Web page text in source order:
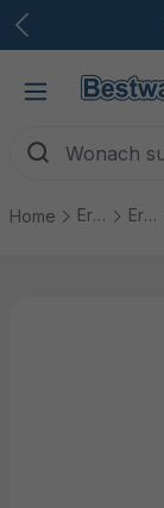
Zum Hauptinhalt
Home Ersatzteile Ersatzteile Stand Up Paddle Boards